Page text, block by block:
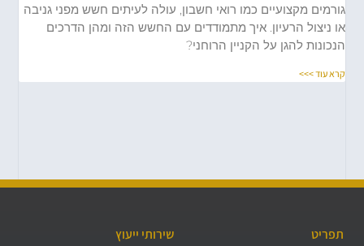
גורמים מקצועיים כמו רואי חשבון, עולה לעיתים חשש מפני גניבה
או ניצול הרעיון. איך מתמודדים עם החשש הזה ומהן הדרכים
הנכונות להגן על הקניין הרוחני?
קרא עוד >>>
תפריט
שירותי ייעוץ